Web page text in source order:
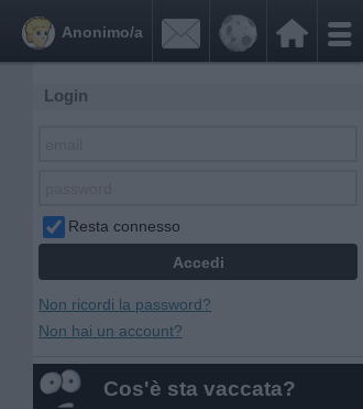


Anonimo/a
Login
Resta connesso
Non ricordi la password?
Non hai un account?
Cos'è sta vaccata?